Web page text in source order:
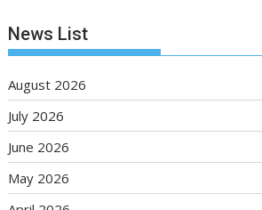
News List
August 2026
July 2026
June 2026
May 2026